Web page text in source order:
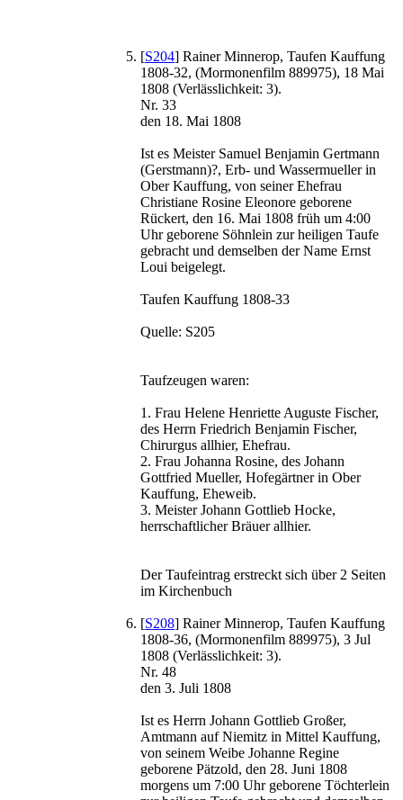
[S204] Rainer Minnerop, Taufen Kauffung
1808-32, (Mormonenfilm 889975), 18 Mai
1808 (Verlässlichkeit: 3).
Nr. 33
den 18. Mai 1808
Ist es Meister Samuel Benjamin Gertmann
(Gerstmann)?, Erb- und Wassermueller in
Ober Kauffung, von seiner Ehefrau
Christiane Rosine Eleonore geborene
Rückert, den 16. Mai 1808 früh um 4:00
Uhr geborene Söhnlein zur heiligen Taufe
gebracht und demselben der Name Ernst
Loui beigelegt.
Taufen Kauffung 1808-33
Quelle: S205
Taufzeugen waren:
1. Frau Helene Henriette Auguste Fischer,
des Herrn Friedrich Benjamin Fischer,
Chirurgus allhier, Ehefrau.
2. Frau Johanna Rosine, des Johann
Gottfried Mueller, Hofegärtner in Ober
Kauffung, Eheweib.
3. Meister Johann Gottlieb Hocke,
herrschaftlicher Bräuer allhier.
Der Taufeintrag erstreckt sich über 2 Seiten
im Kirchenbuch
[S208] Rainer Minnerop, Taufen Kauffung
1808-36, (Mormonenfilm 889975), 3 Jul
1808 (Verlässlichkeit: 3).
Nr. 48
den 3. Juli 1808
Ist es Herrn Johann Gottlieb Großer,
Amtmann auf Niemitz in Mittel Kauffung,
von seinem Weibe Johanne Regine
geborene Pätzold, den 28. Juni 1808
morgens um 7:00 Uhr geborene Töchterlein